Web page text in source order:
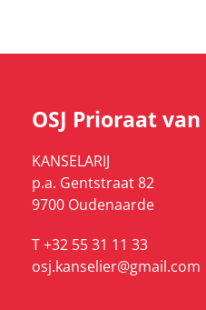
OSJ Prioraat
KANSELARIJ
p.a. Gentstraat 82
9700 Oudenaarde
T +32 55 31 11 33
osj.kanselier@gmail.com